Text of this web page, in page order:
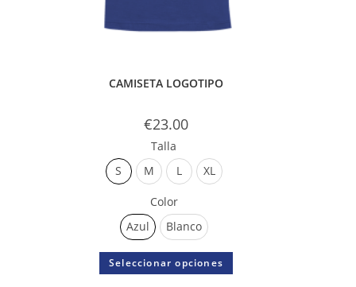
CAMISETA LOGOTIPO
€23.00
Talla
S
M L XL
Color
Azul
Blanco
Seleccionar opciones